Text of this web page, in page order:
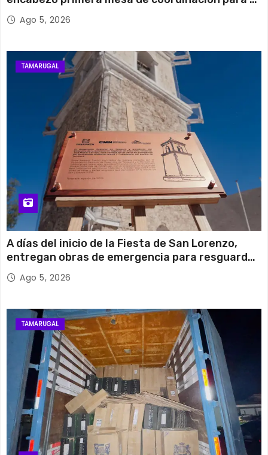
retiro de cables en desuso en Iquique
Ago 5, 2026
TAMARUGAL
A días del inicio de la Fiesta de San Lorenzo,
entregan obras de emergencia para resguardar
su histórico campanario
Ago 5, 2026
TAMARUGAL